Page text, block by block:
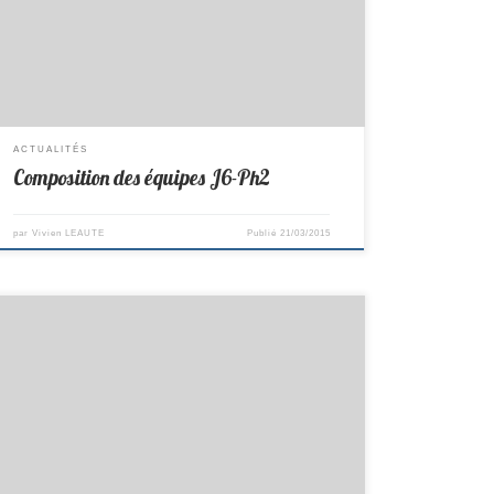
ACTUALITÉS
Composition des équipes J6-Ph2
parVivien LEAUTE Publié 21/03/2015